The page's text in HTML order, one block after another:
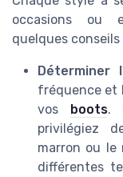
occasions ou
quelques
Déterminer
fréquence et
vos boots.
privilégiez
marron ou le
différentes